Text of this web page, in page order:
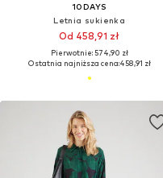
10DAYS
Letnia sukienka
Od 458,91 zł
Pierwotnie: 574,90 zł
Ostatnia najniższa cena:458,91 zł